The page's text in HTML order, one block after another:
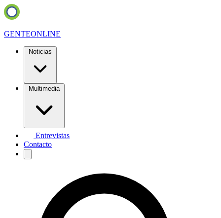
GENTEONLINE
Noticias
Multimedia
Entrevistas
Contacto